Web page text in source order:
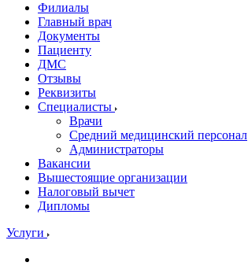
Филиалы
Главный врач
Документы
Пациенту
ДМС
Отзывы
Реквизиты
Специалисты
Врачи
Средний медицинский персонал
Администраторы
Вакансии
Вышестоящие организации
Налоговый вычет
Дипломы
Услуги